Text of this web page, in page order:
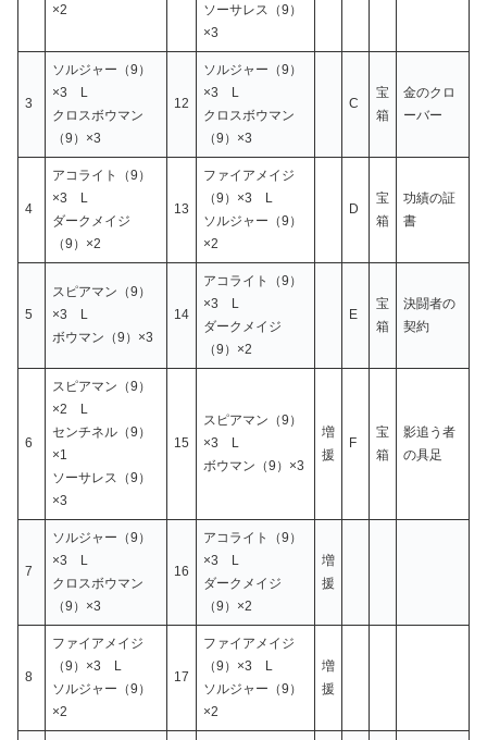
×2
ソーサレス（9）
×3
3
ソルジャー（9）
×3 L
クロスボウマン
（9）×3
12
ソルジャー（9）
×3 L
クロスボウマン
（9）×3
C
宝
箱
金のクロ
ーバー
4
アコライト（9）
×3 L
ダークメイジ
（9）×2
13
ファイアメイジ
（9）×3 L
ソルジャー（9）
×2
D
宝
箱
功績の証
書
5
スピアマン（9）
×3 L
ボウマン（9）×3
14
アコライト（9）
×3 L
ダークメイジ
（9）×2
E
宝
箱
決闘者の
契約
6
スピアマン（9）
×2 L
センチネル（9）
×1
ソーサレス（9）
×3
15
スピアマン（9）
×3 L
ボウマン（9）×3
増
援
F
宝
箱
影追う者
の具足
7
ソルジャー（9）
×3 L
クロスボウマン
（9）×3
16
アコライト（9）
×3 L
ダークメイジ
（9）×2
増
援
8
ファイアメイジ
（9）×3 L
ソルジャー（9）
×2
17
ファイアメイジ
（9）×3 L
ソルジャー（9）
×2
増
援